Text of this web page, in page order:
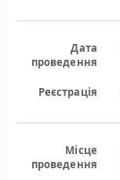
Дата
проведення
Реєстрація
Місце
проведення